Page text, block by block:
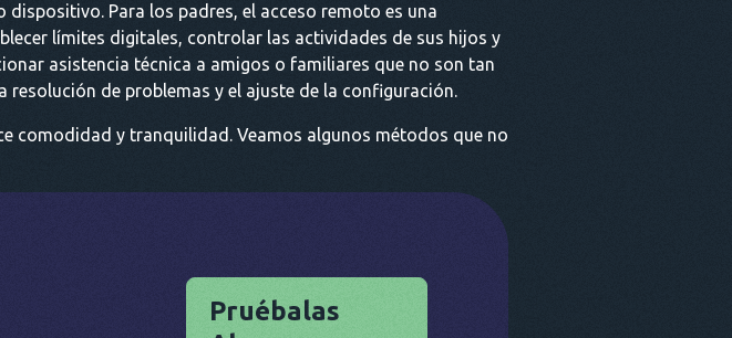
Para los padres, el acceso remoto es una
límites digitales, controlar las actividades de sus hijos y
asistencia técnica a amigos o familiares que no son tan
de problemas y el ajuste de la configuración.
comodidad y tranquilidad. Veamos algunos métodos que no
Pruébalas